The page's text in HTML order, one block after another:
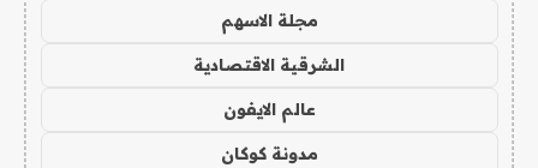
مجلة الاسهم
الشرقية الاقتصادية
عالم الايفون
مدونة كوكان